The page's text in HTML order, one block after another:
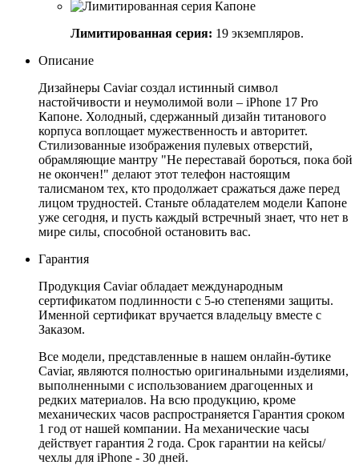
Лимитированная серия: 19 экземпляров.
Описание
Дизайнеры Caviar создал истинный символ
настойчивости и неумолимой воли – iPhone 17 Pro
Капоне. Холодный, сдержанный дизайн титанового
корпуса воплощает мужественность и авторитет.
Стилизованные изображения пулевых отверстий,
обрамляющие мантру "Не переставай бороться, пока бой
не окончен!" делают этот телефон настоящим
талисманом тех, кто продолжает сражаться даже перед
лицом трудностей. Станьте обладателем модели Капоне
уже сегодня, и пусть каждый встречный знает, что нет в
мире силы, способной остановить вас.
Гарантия
Продукция Caviar обладает международным
сертификатом подлинности с 5-ю степенями защиты.
Именной сертификат вручается владельцу вместе с
Заказом.
Все модели, представленные в нашем онлайн-бутике
Caviar, являются полностью оригинальными изделиями,
выполненными с использованием драгоценных и
редких материалов. На всю продукцию, кроме
механических часов распространяется Гарантия сроком
1 год от нашей компании. На механические часы
действует гарантия 2 года. Срок гарантии на кейсы/
чехлы для iPhone - 30 дней.